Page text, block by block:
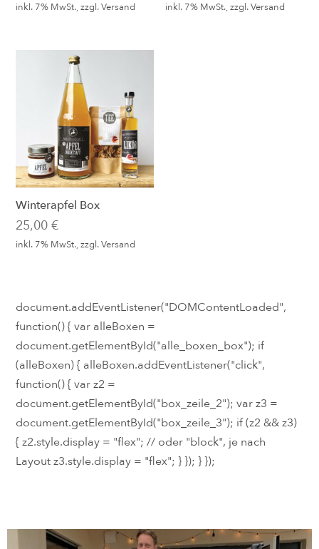
inkl. 7% MwSt., zzgl.Versand inkl. 7% MwSt., zzgl.Versand
Winterapfel Box
25,00€
inkl. 7% MwSt., zzgl.Versand
document.addEventListener("DOMContentLoaded",
function() { var alleBoxen =
document.getElementById("alle_boxen_box"); if
(alleBoxen) { alleBoxen.addEventListener("click",
function() { var z2 =
document.getElementById("box_zeile_2"); var z3 =
document.getElementById("box_zeile_3"); if (z2 && z3)
{ z2.style.display = "flex"; // oder "block", je nach
Layout z3.style.display = "flex"; } }); } });